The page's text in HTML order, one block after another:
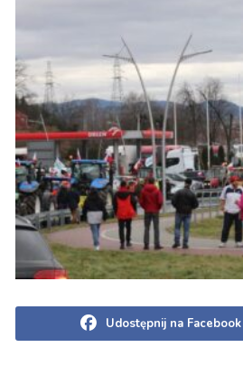
Udostępnij na Facebook